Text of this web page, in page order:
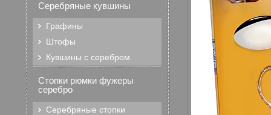
Серебряные кувшины
Графины
Штофы
Кувшины с серебром
Стопки рюмки фужеры
серебро
Серебряные стопки